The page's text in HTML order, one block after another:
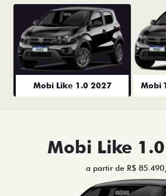
Mobi Like 1.0 2027 Mobi
Mobi Like
a partir de R$